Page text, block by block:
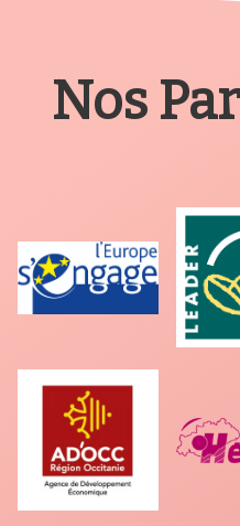
Nos